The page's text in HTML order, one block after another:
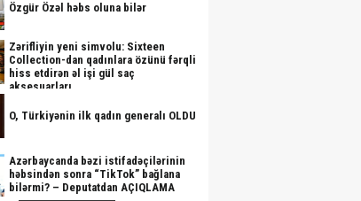
Özgür Özəl həbs oluna bilər
Zərifliyin yeni simvolu: Sixteen
Collection-dan qadınlara özünü fərqli
hiss etdirən əl işi gül saç
aksesuarları
O, Türkiyənin ilk qadın generalı OLDU
Azərbaycanda bəzi istifadəçilərinin
həbsindən sonra “TikTok” bağlana
bilərmi? – Deputatdan AÇIQLAMA